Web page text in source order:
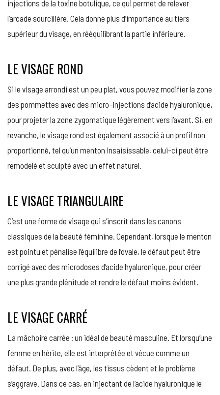
injections de la toxine botulique, ce qui permet de relever
l’arcade sourcilière. Cela donne plus d’importance au tiers
supérieur du visage, en rééquilibrant la partie inférieure.
LE VISAGE ROND
Si le visage arrondi est un peu plat, vous pouvez modifier la zone
des pommettes avec des micro-injections d’acide hyaluronique,
pour projeter la zone zygomatique légèrement vers l’avant. Si, en
revanche, le visage rond est également associé à un profil non
proportionné, tel qu’un menton insaisissable, celui-ci peut être
remodelé et sculpté avec un effet naturel.
LE VISAGE TRIANGULAIRE
C’est une forme de visage qui s’inscrit dans les canons
classiques de la beauté féminine. Cependant, lorsque le menton
est pointu et pénalise l’équilibre de l’ovale, le défaut peut être
corrigé avec des microdoses d’acide hyaluronique, pour créer
une plus grande plénitude et rendre le défaut moins évident.
LE VISAGE CARRÉ
La mâchoire carrée : un idéal de beauté masculine. Et lorsqu’une
femme en hérite, elle est interprétée et vécue comme un
défaut. De plus, avec l’âge, les tissus cèdent et le problème
s’aggrave. Dans ce cas, en injectant de l’acide hyaluronique le